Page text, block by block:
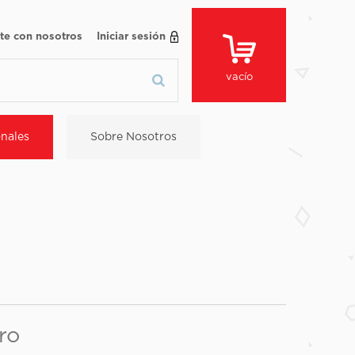
Iniciar sesión
con nosotros
vacío
Sobre Nosotros